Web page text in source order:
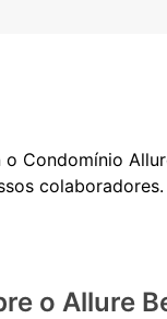
o Condomínio
o Allure